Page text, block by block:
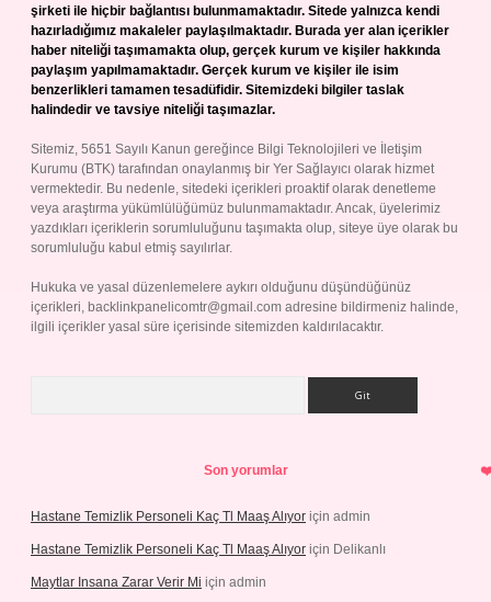
şirketi ile hiçbir bağlantısı bulunmamaktadır. Sitede yalnızca kendi
hazırladığımız makaleler paylaşılmaktadır. Burada yer alan içerikler
haber niteliği taşımamakta olup, gerçek kurum ve kişiler hakkında
paylaşım yapılmamaktadır. Gerçek kurum ve kişiler ile isim
benzerlikleri tamamen tesadüfidir. Sitemizdeki bilgiler taslak
halindedir ve tavsiye niteliği taşımazlar.
Sitemiz, 5651 Sayılı Kanun gereğince Bilgi Teknolojileri ve İletişim
Kurumu (BTK) tarafından onaylanmış bir Yer Sağlayıcı olarak hizmet
vermektedir. Bu nedenle, sitedeki içerikleri proaktif olarak denetleme
veya araştırma yükümlülüğümüz bulunmamaktadır. Ancak, üyelerimiz
yazdıkları içeriklerin sorumluluğunu taşımakta olup, siteye üye olarak bu
sorumluluğu kabul etmiş sayılırlar.
Hukuka ve yasal düzenlemelere aykırı olduğunu düşündüğünüz
içerikleri, backlinkpanelicomtr@gmail.com adresine bildirmeniz halinde,
ilgili içerikler yasal süre içerisinde sitemizden kaldırılacaktır.
Son yorumlar
Hastane Temizlik Personeli Kaç Tl Maaş Alıyor için admin
Hastane Temizlik Personeli Kaç Tl Maaş Alıyor için Delikanlı
Maytlar Insana Zarar Verir Mi için admin